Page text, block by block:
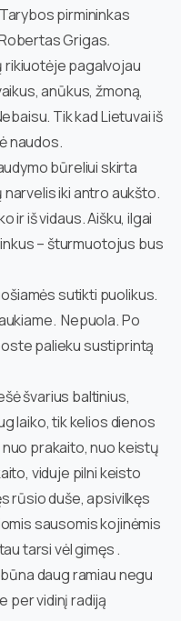
pirmininkas
Grigas.
rikiuotėje pagalvojau
anūkus, žmoną,
Tik kad Lietuvai iš
naudos.
būreliui skirta
narvelis iki antro aukšto.
ir iš vidaus. Aišku, ilgai
– šturmuotojus bus
sutikti puolikus.
Nepuola. Po
palieku sustiprintą
švarius baltinius,
laiko, tik kelios dienos
prakaito, nuo keistų
viduje pilni keisto
rūsio duše, apsivilkęs
sausomis kojinėmis
tarsi vėl gimęs .
daug ramiau negu
per vidinį radiją